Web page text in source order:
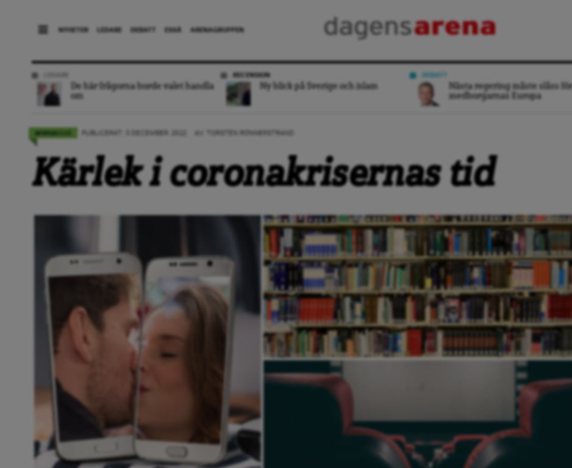
NYHETER LEDARE DEBATT ESSÄ ARENAGRUPPEN
De här frågorna borde valet handla
om
RECENSION
Ny blick på Sverige och islam
Nästa regering måste slåss för
medborgarnas Europa
arenaessä
Kärlek i coronakrisernas tid